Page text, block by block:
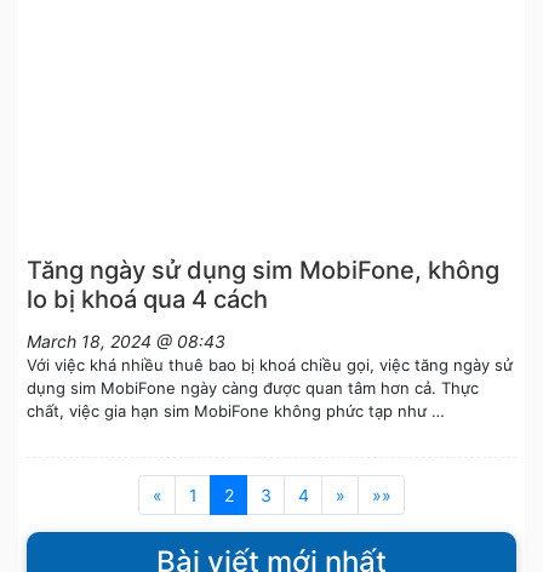
Tăng ngày sử dụng sim MobiFone, không
lo bị khoá qua 4 cách
March 18, 2024 @ 08:43
Với việc khá nhiều thuê bao bị khoá chiều gọi, việc tăng ngày sử
dụng sim MobiFone ngày càng được quan tâm hơn cả. Thực
chất, việc gia hạn sim MobiFone không phức tạp như …
« 1 2 3 4 » »»
Bài viết mới nhất